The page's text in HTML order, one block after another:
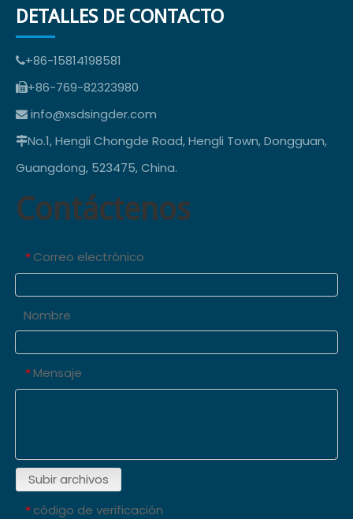
DETALLES DE CONTACTO
+86-15814198581
+86-769-82323980
 info@xsdsingder.com
No.1, Hengli Chongde Road, Hengli Town, Dongguan,
Guangdong, 523475, China.
Contáctenos
* Correo electrónico
Nombre
* Mensaje
Subir archivos
* código de verificación